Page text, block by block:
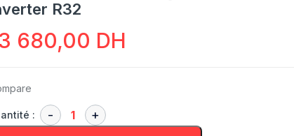
R32
680,00 DH
: